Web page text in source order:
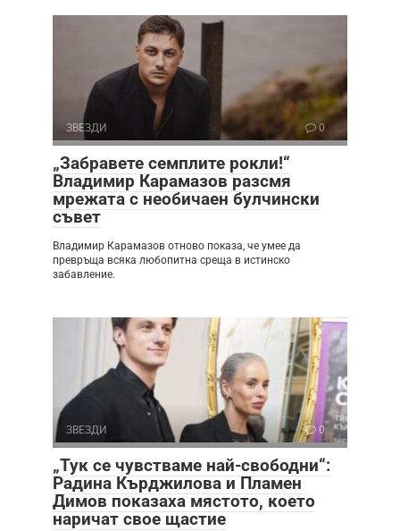
ЗВЕЗДИ 0
„Забравете семплите рокли!“
Владимир Карамазов разсмя
мрежата с необичаен булчински
съвет
Владимир Карамазов отново показа, че умее да
превръща всяка любопитна среща в истинско
забавление.
ЗВЕЗДИ 0
„Тук се чувстваме най-свободни“:
Радина Кърджилова и Пламен
Димов показаха мястото, което
наричат свое щастие